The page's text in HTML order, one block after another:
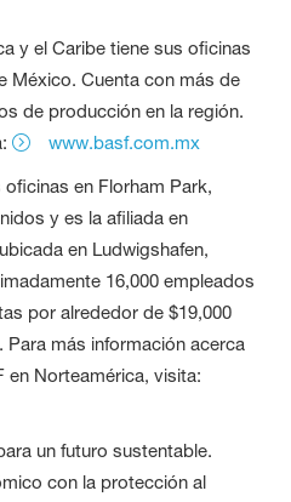
y el Caribe tiene sus oficinas
México. Cuenta con más de
de producción en la región.
www.basf.com.mx
en Florham Park,
y es la afiliada en
en Ludwigshafen,
16,000 empleados
por alrededor de $19,000
Para más información acerca
en Norteamérica, visita:
un futuro sustentable.
con la protección al